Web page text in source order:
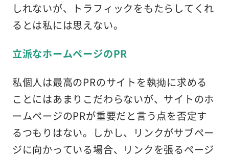
しれないが、トラフィックをもたらしてくれ
るとは私には思えない。
立派なホームページのPR
私個人は最高のPRのサイトを執拗に求める
ことにはあまりこだわらないが、サイトのホ
ームページのPRが重要だと言う点を否定す
るつもりはない。しかし、リンクがサブペー
ジに向かっている場合、リンクを張るページ